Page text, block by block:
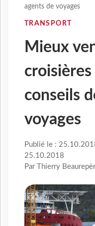
agents de voyages
TRANSPORT
Mieux
conseils
voyages
Publié le :
25.10.2018
Par Thierry